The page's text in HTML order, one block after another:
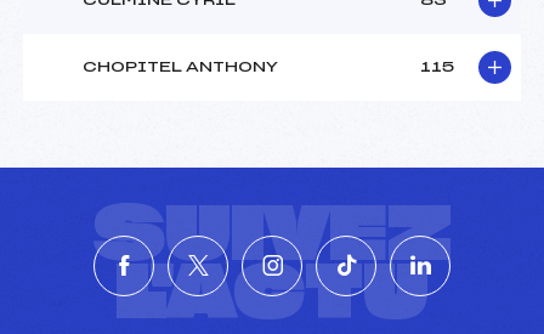
CHOPITEL ANTHONY 115
SUIVEZ
L'ACTU